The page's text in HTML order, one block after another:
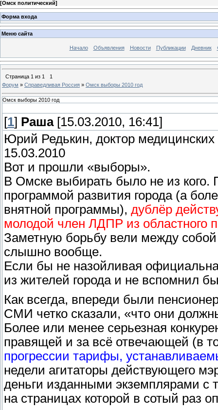
[Омск политический]
Форма входа
Меню сайта
Начало Объявления Новости Публикации Дневник
Страница 1 из 1
1
Форум » Справедливая Россия » Омск выборы 2010 год
Омск выборы 2010 год
[1] Раша[15.03.2010, 16:41]
Юрий Редькин, доктор
15.03.2010
Вот и прошли «выборы».
В Омске выбирать было не из
программой развития города (а
внятной программы), дублёр
молодой член ЛДПР из областного
Заметную борьбу вели между
слышно вообще.
Если бы не назойливая
из жителей города и не вспомнил
Как всегда, впереди были
СМИ четко сказали, «что они
Более или менее серьезная
правящей и за всё отвечающей (в
прогрессии тарифы,
недели агитаторы действующего
деньги изданными экземплярами
на страницах которой в сотый раз